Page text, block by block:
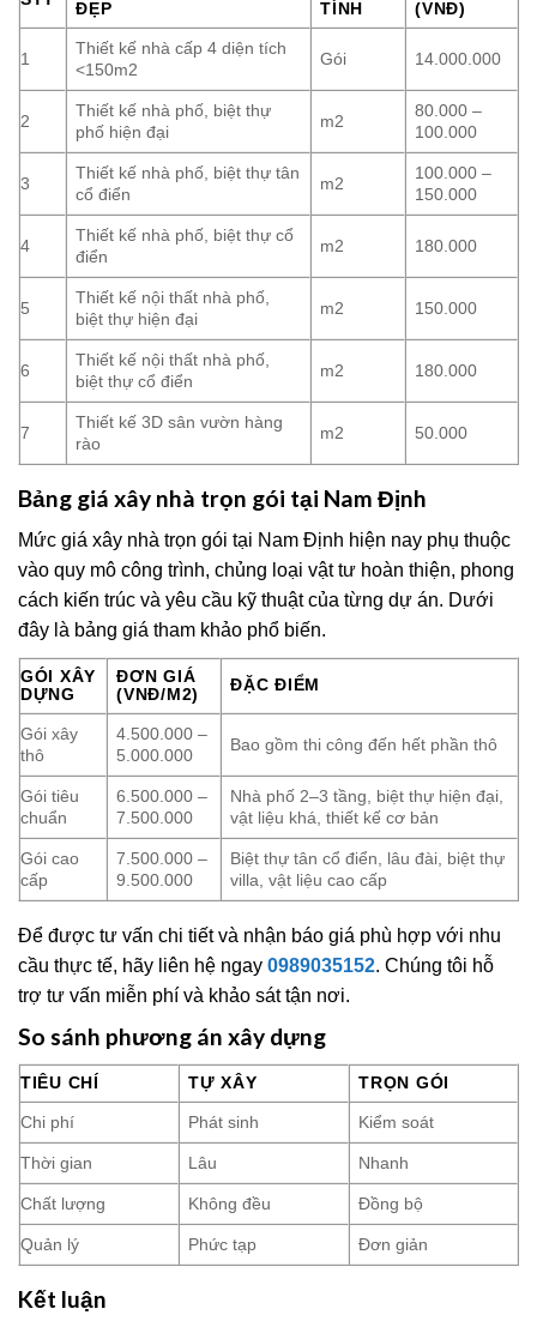
ĐẸP
TÍNH
(VNĐ)
1
Thiết kế nhà cấp 4 diện tích
<150m2
Gói 14.000.000
2
Thiết kế nhà phố, biệt thự
phố hiện đại
m2
80.000 –
100.000
3
Thiết kế nhà phố, biệt thự tân
cổ điển
m2
100.000 –
150.000
4
Thiết kế nhà phố, biệt thự cổ
điển
m2 180.000
5
Thiết kế nội thất nhà phố,
biệt thự hiện đại
m2 150.000
6
Thiết kế nội thất nhà phố,
biệt thự cổ điển
m2 180.000
7
Thiết kế 3D sân vườn hàng
rào
m2 50.000
Bảng giá xây nhà trọn gói tại Nam Định
Mức giá xây nhà trọn gói tại Nam Định hiện nay phụ thuộc
vào quy mô công trình, chủng loại vật tư hoàn thiện, phong
cách kiến trúc và yêu cầu kỹ thuật của từng dự án. Dưới
đây là bảng giá tham khảo phổ biến.
GÓI XÂY
DỰNG
ĐƠN GIÁ
(VNĐ/M2)
ĐẶC ĐIỂM
Gói xây
thô
4.500.000 –
5.000.000
Bao gồm thi công đến hết phần thô
Gói tiêu
chuẩn
6.500.000 –
7.500.000
Nhà phố 2–3 tầng, biệt thự hiện đại,
vật liệu khá, thiết kế cơ bản
Gói cao
cấp
7.500.000 –
9.500.000
Biệt thự tân cổ điển, lâu đài, biệt thự
villa, vật liệu cao cấp
Để được tư vấn chi tiết và nhận báo giá phù hợp với nhu
cầu thực tế, hãy liên hệ ngay 0989035152. Chúng tôi hỗ
trợ tư vấn miễn phí và khảo sát tận nơi.
So sánh phương án xây dựng
TIÊU CHÍ TỰ XÂY TRỌN GÓI
Chi phí Phát sinh Kiểm soát
Thời gian Lâu Nhanh
Chất lượng Không đều Đồng bộ
Quản lý Phức tạp Đơn giản
Kết luận